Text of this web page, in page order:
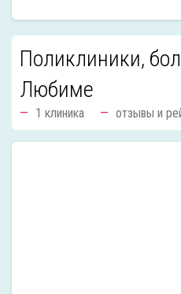
Поликлиники,
Любиме
1 клиника отзывы и